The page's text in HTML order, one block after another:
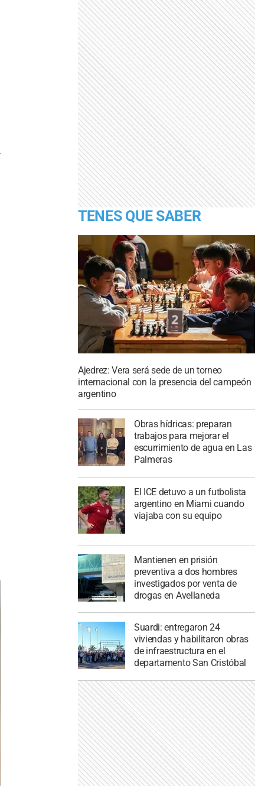
TENES QUE SABER
Ajedrez: Vera será sede de un torneo
internacional con la presencia del campeón
argentino
Obras hídricas: preparan
trabajos para mejorar el
escurrimiento de agua en Las
Palmeras
El ICE detuvo a un futbolista
argentino en Miami cuando
viajaba con su equipo
Mantienen en prisión
preventiva a dos hombres
investigados por venta de
drogas en Avellaneda
Suardi: entregaron 24
viviendas y habilitaron obras
de infraestructura en el
departamento San Cristóbal